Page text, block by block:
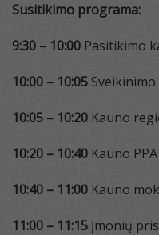
Susitikimo programa:
9:30 – 10:00 Pasitikimo
10:00 – 10:05
10:05 – 10:20 Kauno
10:20 – 10:40 Kauno
10:40 – 11:00 Kauno
11:00 – 11:15 Įmonių